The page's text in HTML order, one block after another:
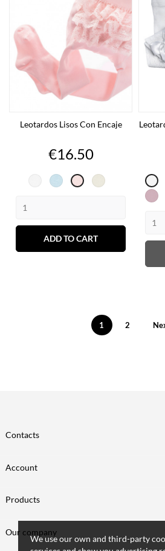
Leotardos Lisos Con Encaje
Price
€16.50
BlancoCelesteRosa Cava
ADD TO CART
1 2
Contacts
We use our own and third-party
Account
Products
Our company